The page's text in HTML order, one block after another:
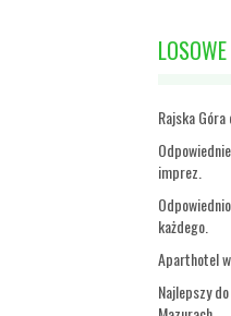
Rajska
imprez.
każdego.
Aparthotel
Najlepszy